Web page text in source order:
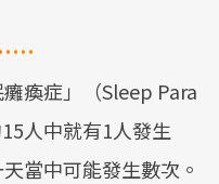
瘓症」（Sleep Para
人中就有1人發生
當中可能發生數次。